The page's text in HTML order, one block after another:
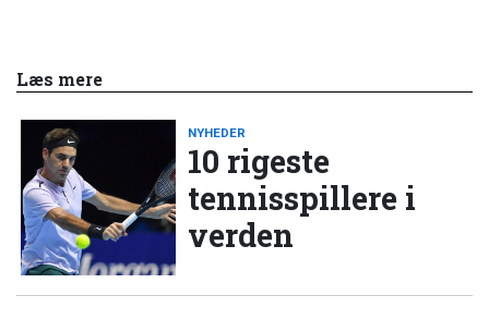
Læs mere
NYHEDER
10 rigeste
tennisspillere i
verden